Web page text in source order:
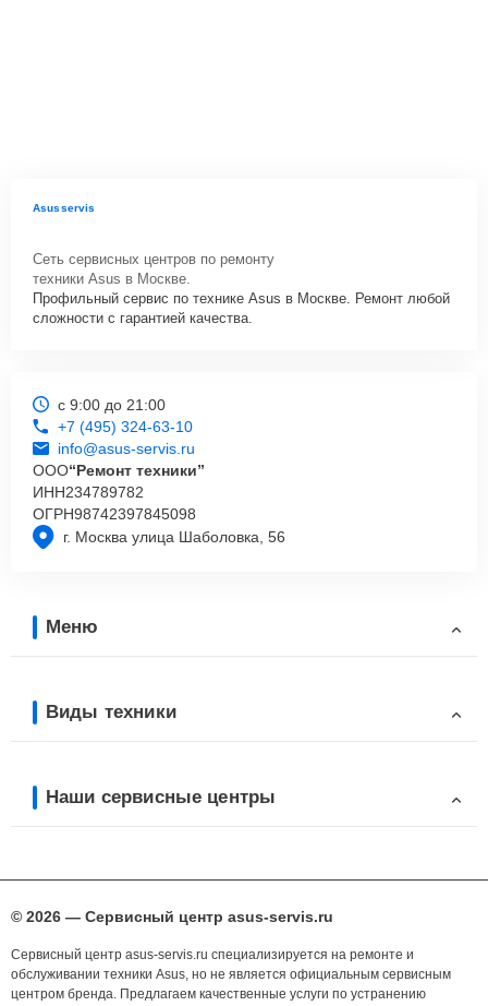
Asusservis
Сеть сервисных центров по ремонту
техники Asus в Москве.
Профильный сервис по технике Asus в Москве. Ремонт любой
сложности с гарантией качества.
г. Москва улица Шаболовка, 56
с 9:00 до 21:00
+7 (495) 324-63-10
info@asus-servis.ru
ООО“Ремонт техники”
ИНН234789782
ОГРН98742397845098
Меню
Виды техники
Наши сервисные центры
© 2026 — Сервисный центр asus-servis.ru
Сервисный центр asus-servis.ru специализируется на ремонте и
обслуживании техники Asus, но не является официальным сервисным
центром бренда. Предлагаем качественные услуги по устранению